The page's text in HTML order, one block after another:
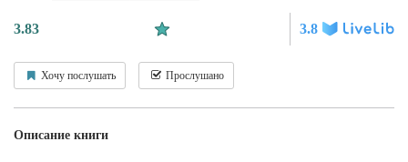
3.83 3.8
Хочу послушать Прослушано
Описание книги